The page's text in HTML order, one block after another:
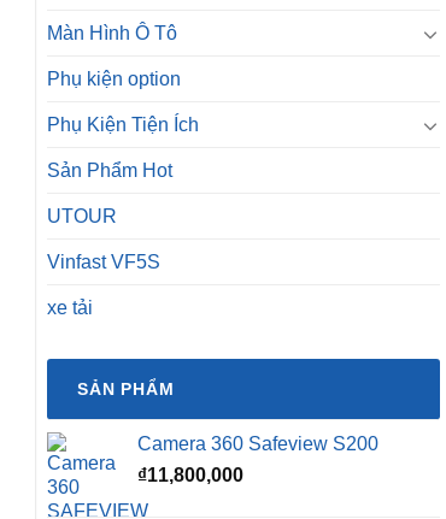
Màn Hình Ô Tô
Phụ kiện option
Phụ Kiện Tiện Ích
Sản Phẩm Hot
UTOUR
Vinfast VF5S
xe tải
SẢN PHẨM
Camera 360 Safeview S200
₫11,800,000